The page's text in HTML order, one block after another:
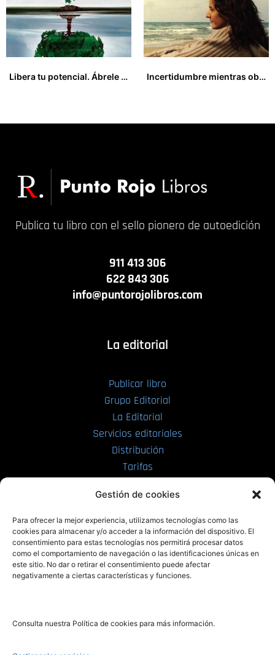
Gestión de cookies
Para ofrecer la mejor experiencia, utilizamos tecnologías como las
cookies para almacenar y/o acceder a la información del dispositivo. El
consentimiento para estas tecnologías nos permitirá procesar datos
como el comportamiento de navegación o las identificaciones únicas en
este sitio. No dar o retirar el consentimiento puede afectar
negativamente a ciertas características y funciones.
Consulta nuestra Política de cookies para más información.
Libera tu potencial. Ábrele las puertas a la vida que mereces
Incertidumbre mientras observo la vida
Publica tu libro con el sello pionero de autoedición
911 413 306
622 843 306
info@puntorojolibros.com
La editorial
Publicar libro
Grupo Editorial
La Editorial
Servicios editoriales
Distribución
Tarifas
PRL | Films
PRL | Play
PRL | LAB
Noticias